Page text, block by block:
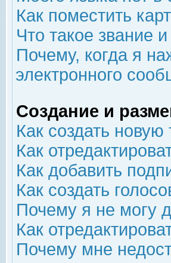
Как поместить
Что такое звание
Почему, когда я
электронного
Создание и
Как создать новую
Как
Как добавить
Как создать
Почему я не могу
Как
Почему мне